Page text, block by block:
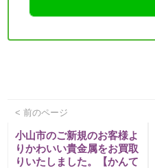
< 前のページ
小山市のご新規のお客様よ
りかわいい貴金属をお買取
りいたしました。【かんて